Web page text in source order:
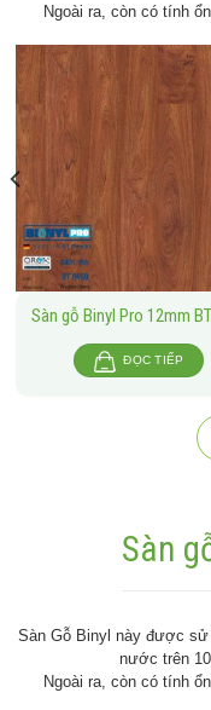
Ngoài ra, còn có tính
Sàn gỗ Binyl Pro 12mm
ĐỌC TIẾP
Sàn
Sàn Gỗ Binyl này được sử
nước trên
Ngoài ra, còn có tính